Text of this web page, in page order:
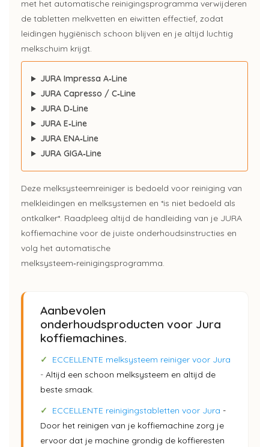
met het automatische reinigingsprogramma verwijderen
de tabletten melkvetten en eiwitten effectief, zodat
leidingen hygiënisch schoon blijven en je altijd luchtig
melkschuim krijgt.
JURA Impressa A‑Line
JURA Capresso / C‑Line
JURA D‑Line
JURA E‑Line
JURA ENA‑Line
JURA GIGA‑Line
Deze melksysteemreiniger is bedoeld voor reiniging van
melkleidingen en melksystemen en *is niet bedoeld als
ontkalker*. Raadpleeg altijd de handleiding van je JURA
koffiemachine voor de juiste onderhoudsinstructies en
volg het automatische
melksysteem‑reinigingsprogramma.
Aanbevolen
onderhoudsproducten voor Jura
koffiemachines.
✓
ECCELLENTE melksysteem reiniger voor Jura
- Altijd een schoon melksysteem en altijd de
beste smaak.
✓
ECCELLENTE reinigingstabletten voor Jura -
Door het reinigen van je koffiemachine zorg je
ervoor dat je machine grondig de koffieresten